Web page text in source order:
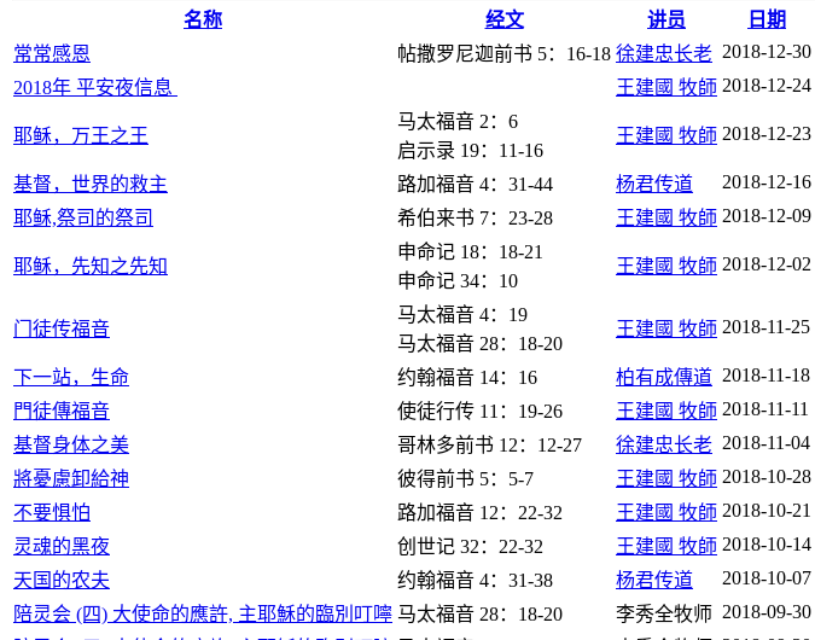
名称 经文 讲员 日期
常常感恩
帖撒罗尼迦前书 5：16-18 徐建忠长老 2018-12-30
2018年 平安夜信息
王建國 牧師 2018-12-24
耶稣，万王之王
马太福音 2：6
启示录 19：11-16
王建國 牧師 2018-12-23
基督，世界的救主 路加福音 4：31-44 杨君传道 2018-12-16
耶稣,祭司的祭司
希伯来书 7：23-28 王建國 牧師 2018-12-09
耶稣，先知之先知
申命记 18：18-21
申命记 34：10
王建國 牧師 2018-12-02
门徒传福音
马太福音 4：19
马太福音 28：18-20
王建國 牧師 2018-11-25
下一站，生命 约翰福音 14：16 柏有成傳道 2018-11-18
門徒傳福音
使徒行传 11：19-26 王建國 牧師 2018-11-11
基督身体之美
哥林多前书 12：12-27 徐建忠长老 2018-11-04
將憂慮卸給神
彼得前书 5：5-7 王建國 牧師 2018-10-28
不要惧怕
路加福音 12：22-32 王建國 牧師 2018-10-21
灵魂的黑夜
创世记 32：22-32 王建國 牧師 2018-10-14
天国的农夫
约翰福音 4：31-38 杨君传道 2018-10-07
陪灵会 (四) 大使命的應許, 主耶穌的臨別叮嚀 马太福音 28：18-20 李秀全牧师 2018-09-30